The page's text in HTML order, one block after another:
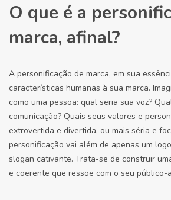
O que é a
marca, afinal?
A personificação de marca, em sua
características humanas à sua marca.
como uma pessoa: qual seria sua voz?
comunicação? Quais seus valores e
extrovertida e divertida, ou mais séria e
personificação vai além de apenas um
slogan cativante. Trata-se de construir
e coerente que ressoe com o seu público-